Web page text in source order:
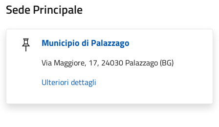
Sede Principale
Municipio di Palazzago
Via Maggiore, 17, 24030 Palazzago (BG)
Ulteriori dettagli